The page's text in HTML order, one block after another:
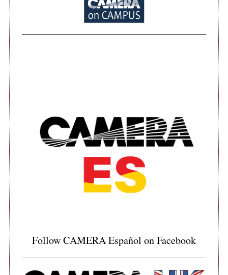
Follow CAMERA Español on Facebook